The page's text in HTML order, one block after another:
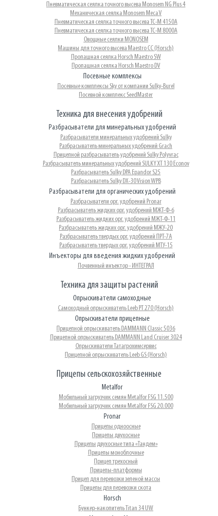
Пневматическая сеялка точного высева Monosem NG Plus 4
Механическая сеялка Monosem Meca V
Пневматическая сеялка точного высева ТС-М 4150A
Пневматическая сеялка точного высева ТС-М 8000A
Овощные сеялки MONOSEM
Машины для точного высева Maestro CC (Horsch)
Пропашная сеялка Horsch Maestro SW
Пропашная сеялка Horsch Maestro DV
Посевные комплексы
Посевные комплексы Sky от компании Sulky-Burel
Посевной комплекс SeedMaster
Техника для внесения удобрений
Разбрасыватели для минеральных удобрений
Разбрасыватели минеральных удобрений Sulky
Разбрасыватель минеральных удобрений Grach
Прицепной разбрасыватель удобрений Sulky Polyvrac
Разбрасыватель минеральных удобрений SULKY XT 130 Econov
Разбрасыватель Sulky DPA Epandor S25
Разбрасыватель Sulky DX-30 Vision WPB
Разбрасыватели для органических удобрений
Разбрасыватели орг. удобрений Pronar
Разбрасыватель жидких орг. удобрений МЖТ-Ф-6
Разбрасыватель жидких орг. удобрений МЖТ-Ф-11
Разбрасыватель жидких орг. удобрений МЖУ-20
Разбрасыватель твердых орг. удобрений ПРТ-7А
Разбрасыватель твердых орг. удобрений МТУ-15
Инъекторы для введения жидких удобрений
Почвенный инъектор - ИНТЕГРАЛ
Техника для защиты растений
Опрыскиватели самоходные
Cамоходный опрыскиватель Leeb PT 270 (Horsch)
Опрыскиватели прицепные
Прицепной опрыскиватель DAMMANN Classic 5036
Прицепной опрыскиватель DAMMANN Land Cruiser 3024
Опрыскиватели Татагрохимсервис
Прицепной опрыскиватель Leeb GS (Horsch)
Прицепы сельскохозяйственные
Metalfor
Мобильный загрузчик семян Metalfor FSG 11.500
Мобильный загрузчик семян Metalfor FSG 20.000
Pronar
Прицепы одноосные
Прицепы двухосные
Прицепы двухосные типа «Тандем»
Прицепы моноблочные
Прицеп трехосный
Прицепы-платформы
Прицеп для перевозки зеленой массы
Прицепы для перевозки скота
Horsch
Бункер-накопитель Titan 34 UW